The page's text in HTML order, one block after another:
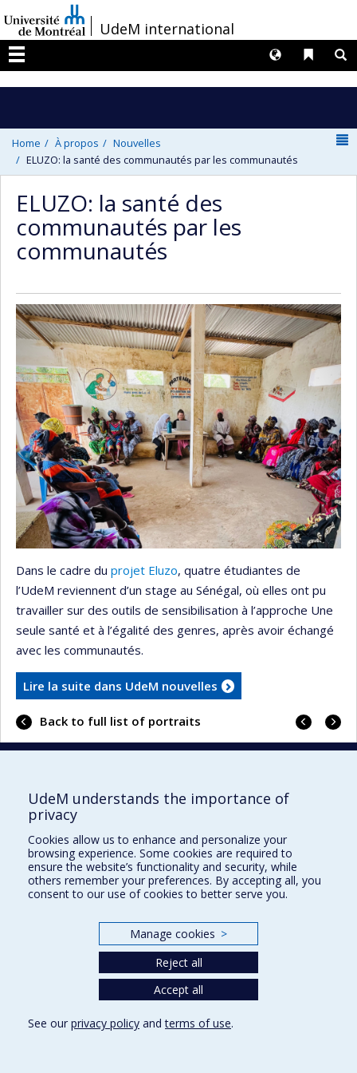
au
contenu
/UdeM international
Menu
Liens
Langues
Home À propos
Nouvelles
ELUZO: la santé des communautés par les communautés
ELUZO: la santé des
communautés par les
communautés
Dans le cadre du projet Eluzo, quatre étudiantes de
l’UdeM reviennent d’un stage au Sénégal, où elles ont pu
travailler sur des outils de sensibilisation à l’approche Une
seule santé et à l’égalité des genres, après avoir échangé
avec les communautés.
Lire la suite dans UdeM nouvelles
Back to full list of portraits
Next
UdeM international
3744, rue Jean-Brillant
Bureau 581, 5e étage
Montréal (Québec)
Canada H3T 1P1
UdeM understands the importance of
privacy
Cookies allow us to enhance and personalize your
browsing experience. Some cookies are required to
ensure the website’s functionality and security, while
others remember your preferences. By accepting all, you
consent to our use of cookies to better serve you.
Manage cookies >
Reject all
Accept all
See our privacy policy andterms of use.